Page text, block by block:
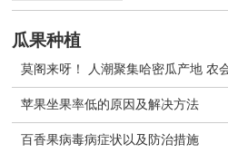
瓜果种植
莫阁来呀！ 人潮聚集哈密瓜产地 农
苹果坐果率低的原因及解决方法
百香果病毒病症状以及防治措施